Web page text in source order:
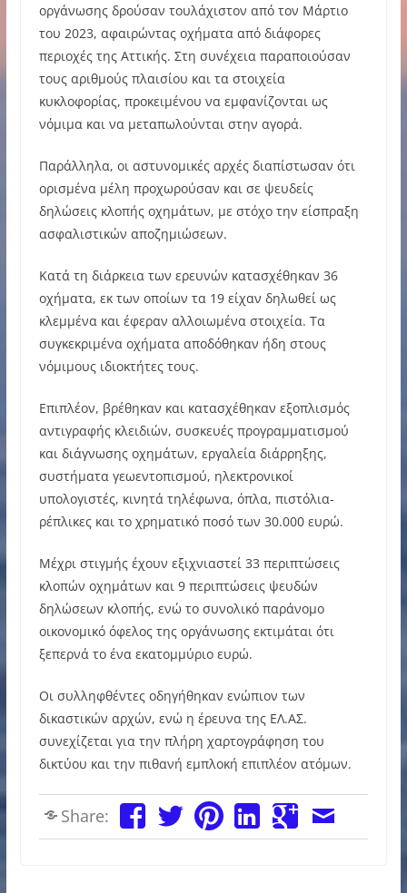
οργάνωσης δρούσαν τουλάχιστον από τον Μάρτιο
του 2023, αφαιρώντας οχήματα από διάφορες
περιοχές της Αττικής. Στη συνέχεια παραποιούσαν
τους αριθμούς πλαισίου και τα στοιχεία
κυκλοφορίας, προκειμένου να εμφανίζονται ως
νόμιμα και να μεταπωλούνται στην αγορά.
Παράλληλα, οι αστυνομικές αρχές διαπίστωσαν ότι
ορισμένα μέλη προχωρούσαν και σε ψευδείς
δηλώσεις κλοπής οχημάτων, με στόχο την είσπραξη
ασφαλιστικών αποζημιώσεων.
Κατά τη διάρκεια των ερευνών κατασχέθηκαν 36
οχήματα, εκ των οποίων τα 19 είχαν δηλωθεί ως
κλεμμένα και έφεραν αλλοιωμένα στοιχεία. Τα
συγκεκριμένα οχήματα αποδόθηκαν ήδη στους
νόμιμους ιδιοκτήτες τους.
Επιπλέον, βρέθηκαν και κατασχέθηκαν εξοπλισμός
αντιγραφής κλειδιών, συσκευές προγραμματισμού
και διάγνωσης οχημάτων, εργαλεία διάρρηξης,
συστήματα γεωεντοπισμού, ηλεκτρονικοί
υπολογιστές, κινητά τηλέφωνα, όπλα, πιστόλια-
ρέπλικες και το χρηματικό ποσό των 30.000 ευρώ.
Μέχρι στιγμής έχουν εξιχνιαστεί 33 περιπτώσεις
κλοπών οχημάτων και 9 περιπτώσεις ψευδών
δηλώσεων κλοπής, ενώ το συνολικό παράνομο
οικονομικό όφελος της οργάνωσης εκτιμάται ότι
ξεπερνά το ένα εκατομμύριο ευρώ.
Οι συλληφθέντες οδηγήθηκαν ενώπιον των
δικαστικών αρχών, ενώ η έρευνα της ΕΛ.ΑΣ.
συνεχίζεται για την πλήρη χαρτογράφηση του
δικτύου και την πιθανή εμπλοκή επιπλέον ατόμων.
Share: